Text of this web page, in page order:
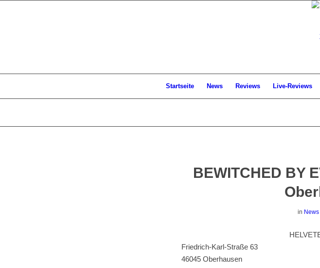
Startseite News Reviews Live-Reviews
BEWITCHED BY
in News
Friedrich-Karl-Straße 63
46045 Oberhausen